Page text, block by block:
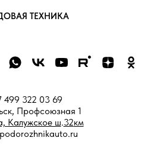
ТЕХНИКА
499 322 03 69
Профсоюзная 1
Калужское ш.32км